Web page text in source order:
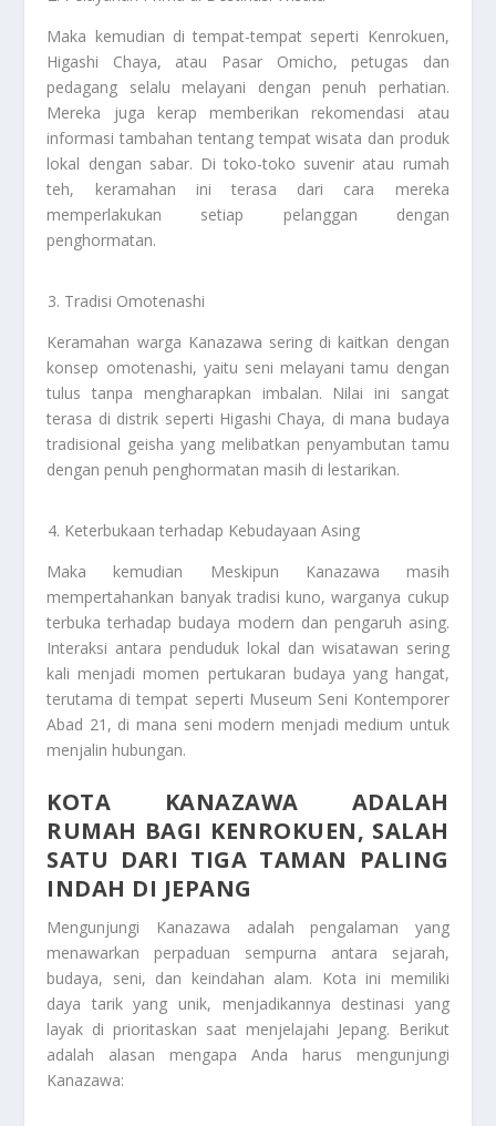
Maka kemudian di tempat-tempat seperti Kenrokuen,
Higashi Chaya, atau Pasar Omicho, petugas dan
pedagang selalu melayani dengan penuh perhatian.
Mereka juga kerap memberikan rekomendasi atau
informasi tambahan tentang tempat wisata dan produk
lokal dengan sabar. Di toko-toko suvenir atau rumah
teh, keramahan ini terasa dari cara mereka
memperlakukan setiap pelanggan dengan
penghormatan.
Tradisi Omotenashi
Keramahan warga Kanazawa sering di kaitkan dengan
konsep omotenashi, yaitu seni melayani tamu dengan
tulus tanpa mengharapkan imbalan. Nilai ini sangat
terasa di distrik seperti Higashi Chaya, di mana budaya
tradisional geisha yang melibatkan penyambutan tamu
dengan penuh penghormatan masih di lestarikan.
Keterbukaan terhadap Kebudayaan Asing
Maka kemudian Meskipun Kanazawa masih
mempertahankan banyak tradisi kuno, warganya cukup
terbuka terhadap budaya modern dan pengaruh asing.
Interaksi antara penduduk lokal dan wisatawan sering
kali menjadi momen pertukaran budaya yang hangat,
terutama di tempat seperti Museum Seni Kontemporer
Abad 21, di mana seni modern menjadi medium untuk
menjalin hubungan.
KOTA KANAZAWA ADALAH
RUMAH BAGI KENROKUEN, SALAH
SATU DARI TIGA TAMAN PALING
INDAH DI JEPANG
Mengunjungi Kanazawa adalah pengalaman yang
menawarkan perpaduan sempurna antara sejarah,
budaya, seni, dan keindahan alam. Kota ini memiliki
daya tarik yang unik, menjadikannya destinasi yang
layak di prioritaskan saat menjelajahi Jepang. Berikut
adalah alasan mengapa Anda harus mengunjungi
Kanazawa: